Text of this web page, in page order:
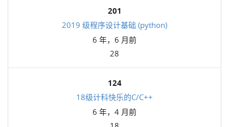
201
2019 级程序设计基础 (python)
6 年，6 月前
28
124
18级计科快乐的C/C++
6 年，4 月前